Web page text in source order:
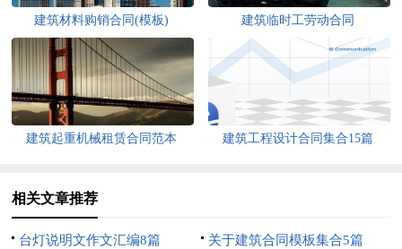
建筑材料购销合同(模板) 建筑临时工劳动合同
建筑起重机械租赁合同范本 建筑工程设计合同集合15篇
相关文章推荐
台灯说明文作文汇编8篇
关于建筑合同模板集合5篇